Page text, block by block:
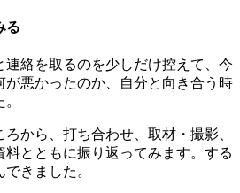
る
連絡を取るのを少しだけ控えて、今
が悪かったのか、自分と向き合う時
から、打ち合わせ、取材・撮影、
とともに振り返ってみます。する
きました。